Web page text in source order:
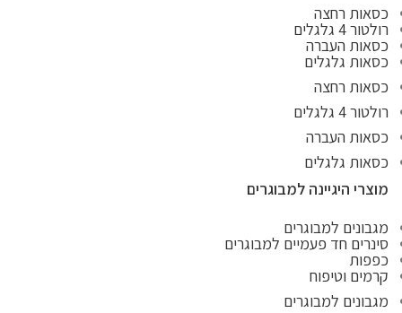
כסאות רחצה
רולטור 4 גלגלים
כסאות העברה
כסאות גלגלים
כסאות רחצה
רולטור 4 גלגלים
כסאות העברה
כסאות גלגלים
מוצרי היגיינה למבוגרים
מגבונים למבוגרים
סינרים חד פעמיים למבוגרים
כפפות
קרמים וטיפוח
מגבונים למבוגרים